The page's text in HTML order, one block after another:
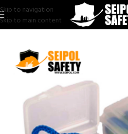
Skip to navigation
Skip to main content